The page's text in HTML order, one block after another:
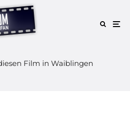
Film in Waiblingen